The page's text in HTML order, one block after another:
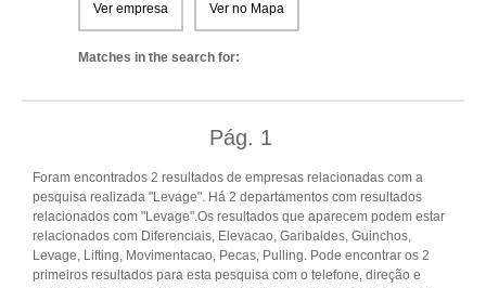
Ver empresa Ver no Mapa
Matches in the search for:
Pág. 1
Foram encontrados 2 resultados de empresas relacionadas com a
pesquisa realizada "Levage". Há 2 departamentos com resultados
relacionados com "Levage".Os resultados que aparecem podem estar
relacionados com Diferenciais, Elevacao, Garibaldes, Guinchos,
Levage, Lifting, Movimentacao, Pecas, Pulling. Pode encontrar os 2
primeiros resultados para esta pesquisa com o telefone, direção e